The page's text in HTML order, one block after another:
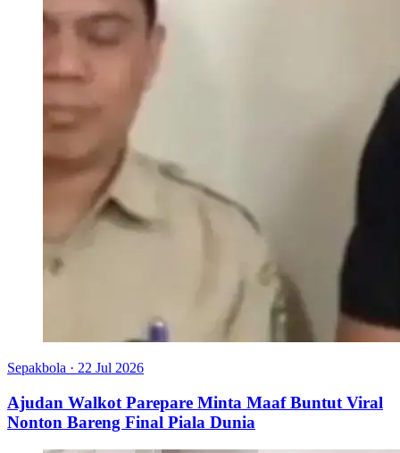
Sepakbola · 22 Jul 2026
Ajudan Walkot Parepare Minta Maaf Buntut Viral
Nonton Bareng Final Piala Dunia